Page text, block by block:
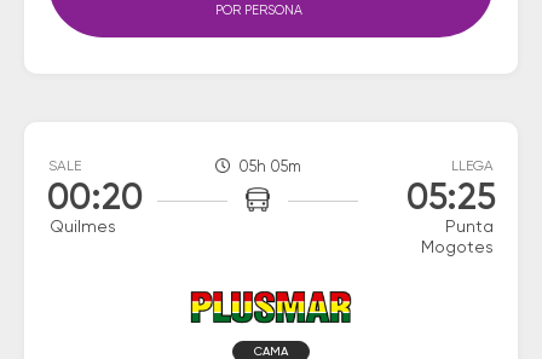
POR PERSONA
SALE
00:20
Quilmes
05h 05m LLEGA
05:25
Punta
Mogotes
CAMA